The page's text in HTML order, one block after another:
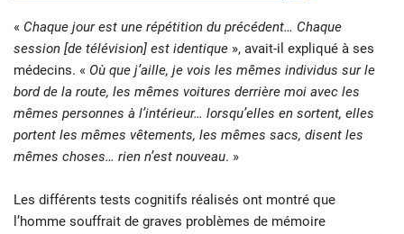
« Chaque jour est une répétition du précédent… Chaque
session [de télévision] est identique », avait-il expliqué à ses
médecins. « Où que j’aille, je vois les mêmes individus sur le
bord de la route, les mêmes voitures derrière moi avec les
mêmes personnes à l’intérieur… lorsqu’elles en sortent, elles
portent les mêmes vêtements, les mêmes sacs, disent les
mêmes choses… rien n’est nouveau. »
Les différents tests cognitifs réalisés ont montré que
l’homme souffrait de graves problèmes de mémoire